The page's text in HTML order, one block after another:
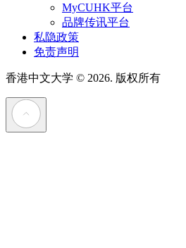
MyCUHK平台
品牌传讯平台
私隐政策
免责声明
香港中文大学 © 2026. 版权所有